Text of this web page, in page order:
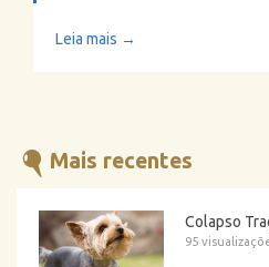
Leia mais →
Mais recentes
Colapso
95